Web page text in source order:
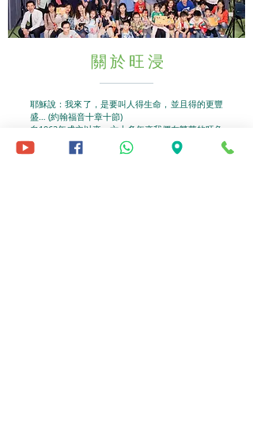
關於旺浸
耶穌說：我來了，是要叫人得生命，並且得的更豐
盛… (約翰福音十章十節)
自1962年成立以來，六十多年來我們在繁華的旺角
區，本著敬神愛人的精神，將耶穌基督的愛與社區
及鄰舍分享。每星期我們均舉行主日崇拜、訓練及